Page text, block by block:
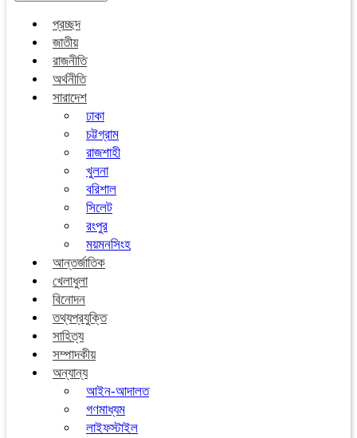
প্রচ্ছদ
জাতীয়
রাজনীতি
অর্থনীতি
সারাদেশ
ঢাকা
চট্টগ্রাম
রাজশাহী
খুলনা
বরিশাল
সিলেট
রংপুর
ময়মনসিংহ
আন্তর্জাতিক
খেলাধুলা
বিনোদন
তথ্যপ্রযুক্তি
সাহিত্য
সম্পাদকীয়
অন্যান্য
আইন-আদালত
গণমাধ্যম
লাইফস্টাইল